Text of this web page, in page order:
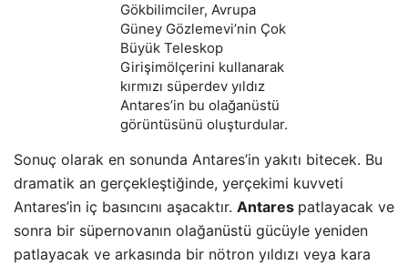
Gökbilimciler, Avrupa
Güney Gözlemevi’nin Çok
Büyük Teleskop
Girişimölçerini kullanarak
kırmızı süperdev yıldız
Antares’in bu olağanüstü
görüntüsünü oluşturdular.
Sonuç olarak en sonunda Antares’in yakıtı bitecek. Bu
dramatik an gerçekleştiğinde, yerçekimi kuvveti
Antares’in iç basıncını aşacaktır. Antares patlayacak ve
sonra bir süpernovanın olağanüstü gücüyle yeniden
patlayacak ve arkasında bir nötron yıldızı veya kara